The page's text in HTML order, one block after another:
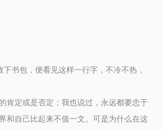
下书包，便看见这样一行字，不冷不热，
肯定或是否定；我也说过，永远都要忠于
和自己比起来不值一文。可是为什么在这